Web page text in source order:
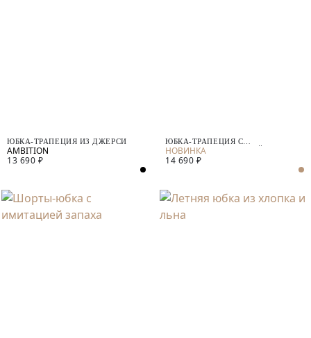
ЮБКА-ТРАПЕЦИЯ ИЗ ДЖЕРСИ
13 690 ₽
ЮБКА-ТРАПЕЦИЯ С
ВОДООТТАЛКИВАЮЩЕЙ
ПРОПИТКОЙ
14 690 ₽